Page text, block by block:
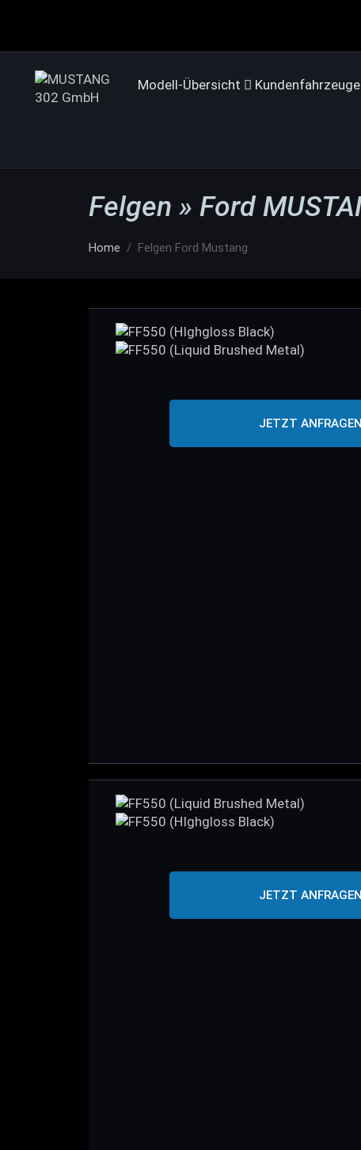
Modell-Übersicht Kundenfahrzeuge
Felgen » Ford
Home Felgen Ford Mustang
JETZT ANFRAGEN
JETZT ANFRAGEN